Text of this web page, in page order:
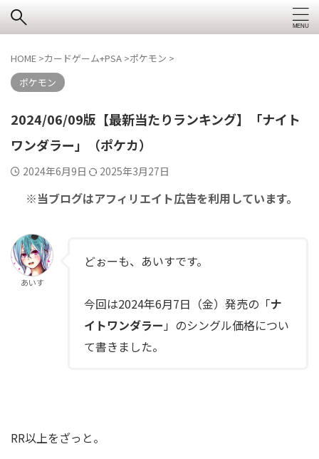
HOME >カードゲーム+PSA >ポケモン >
ポケモン
2024/06/09版【最新当たりランキング】「ナイト
ワンダラー」（ポケカ）
2024年6月9日 2025年3月27日
※当ブログはアフィリエイト広告を利用しています。
あいす
どぉーも、あいすです。
今回は2024年6月7日（金）発売の「ナ
イトワンダラー 」のシングル価格につい
て書きました。
RR以上をざっと。